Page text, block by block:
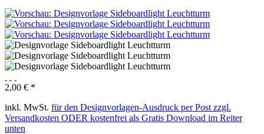
2,00 € *
inkl. MwSt. für den Designvorlagen-Ausdruck per Post zzgl.
Versandkosten ODER kostenfrei als Gratis Download im Reiter
unten